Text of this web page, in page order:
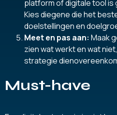
platform of digitale tool is
Kies diegene die het
doelstellingen en
Meet en pas aan: Maak
zien wat werkt en wat
strategie
Must-have